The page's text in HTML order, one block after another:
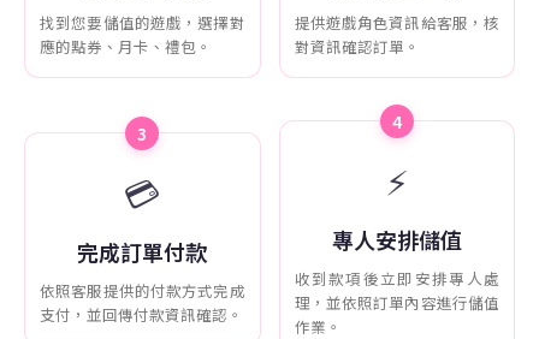
找到您要儲值的遊戲，選擇對
應的點券、月卡、禮包。
提供遊戲角色資訊給客服，核
對資訊確認訂單。
3
💳
完成訂單付款
依照客服提供的付款方式完成
支付，並回傳付款資訊確認。
4
⚡
專人安排儲值
收到款項後立即安排專人處
理，並依照訂單內容進行儲值
作業。